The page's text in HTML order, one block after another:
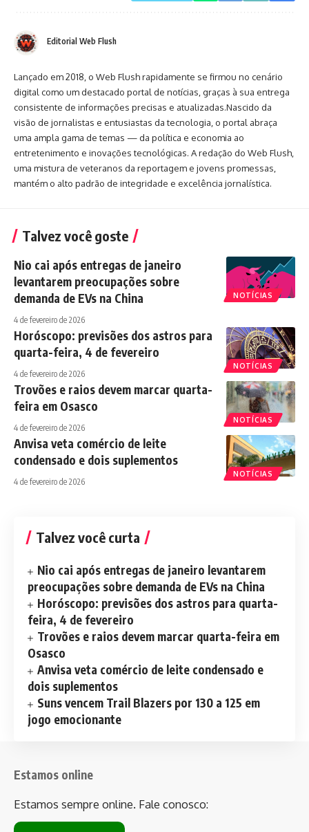
Editorial Web Flush
Lançado em 2018, o Web Flush rapidamente se firmou no cenário
digital como um destacado portal de notícias, graças à sua entrega
consistente de informações precisas e atualizadas.Nascido da
visão de jornalistas e entusiastas da tecnologia, o portal abraça
uma ampla gama de temas — da política e economia ao
entretenimento e inovações tecnológicas. A redação do Web Flush,
uma mistura de veteranos da reportagem e jovens promessas,
mantém o alto padrão de integridade e excelência jornalística.
Talvez você goste
NOTÍCIAS
Nio cai após entregas de janeiro
levantarem preocupações sobre
demanda de EVs na China
4 de fevereiro de 2026
NOTÍCIAS
Horóscopo: previsões dos astros para
quarta-feira, 4 de fevereiro
4 de fevereiro de 2026
NOTÍCIAS
Trovões e raios devem marcar quarta-
feira em Osasco
4 de fevereiro de 2026
NOTÍCIAS
Anvisa veta comércio de leite
condensado e dois suplementos
4 de fevereiro de 2026
Talvez você curta
Nio cai após entregas de janeiro levantarem
preocupações sobre demanda de EVs na China
Horóscopo: previsões dos astros para quarta-
feira, 4 de fevereiro
Trovões e raios devem marcar quarta-feira em
Osasco
Anvisa veta comércio de leite condensado e
dois suplementos
Suns vencem Trail Blazers por 130 a 125 em
jogo emocionante
Estamos online
Estamos sempre online. Fale conosco: